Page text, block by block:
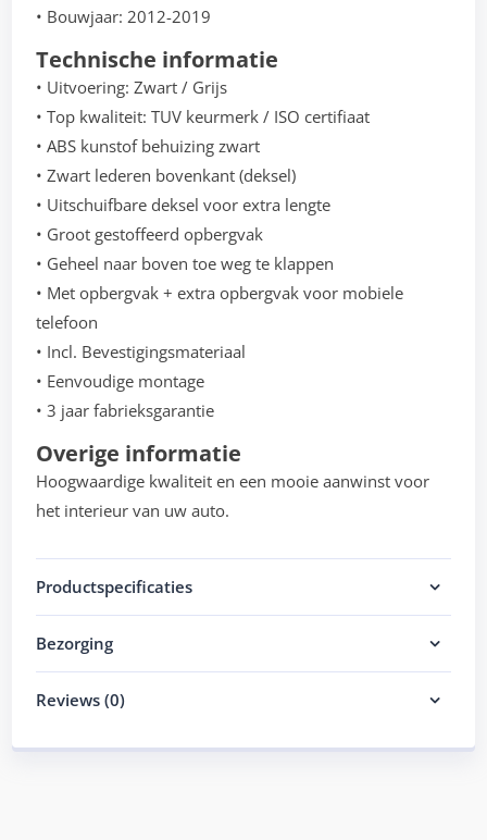
• Bouwjaar: 2012-2019
Technische informatie
• Uitvoering: Zwart / Grijs
• Top kwaliteit: TUV keurmerk / ISO certifiaat
• ABS kunstof behuizing zwart
• Zwart lederen bovenkant (deksel)
• Uitschuifbare deksel voor extra lengte
• Groot gestoffeerd opbergvak
• Geheel naar boven toe weg te klappen
• Met opbergvak + extra opbergvak voor mobiele
telefoon
• Incl. Bevestigingsmateriaal
• Eenvoudige montage
• 3 jaar fabrieksgarantie
Overige informatie
Hoogwaardige kwaliteit en een mooie aanwinst voor
het interieur van uw auto.
Productspecificaties
Bezorging
Reviews (0)